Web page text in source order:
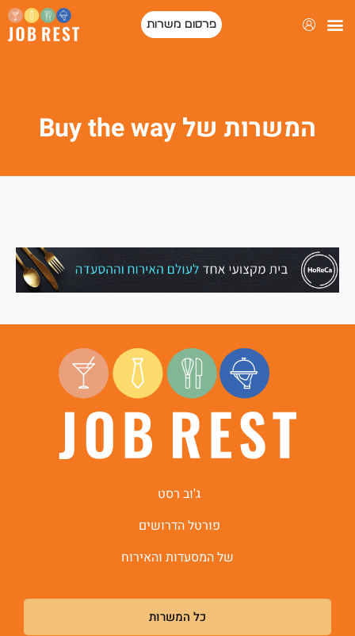
פרסום משרות
המשרות של Buy the way
ג'וב רסט
פורטל הדרושים
של המסעדות והאירוח
כל המשרות